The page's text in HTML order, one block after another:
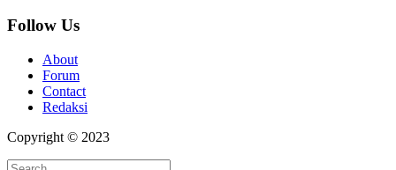
Follow Us
About
Forum
Contact
Redaksi
Copyright © 2023